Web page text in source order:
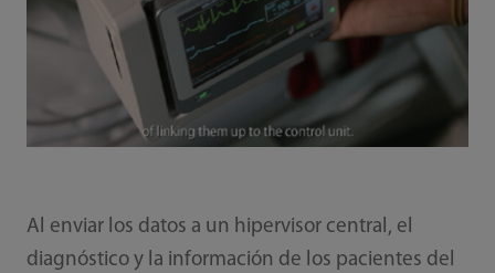
Al enviar los datos a un hipervisor central, el
diagnóstico y la información de los pacientes del